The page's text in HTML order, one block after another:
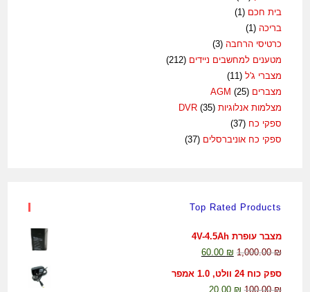
בית חכם (1)
בריכה (1)
כרטיסי הרחבה (3)
מטענים למחשבים ניידים (212)
מצברי ג'ל (11)
מצברים AGM(25)
מצלמות אנלוגיות DVR(35)
ספקי כח (37)
ספקי כח אוניברסלים (37)
Top Rated Products
מצבר עופרת 4V-4.5Ah
1,000.00₪
60.00 ₪
ספק כוח 24 וולט, 1.0 אמפר
100.00₪
20.00 ₪